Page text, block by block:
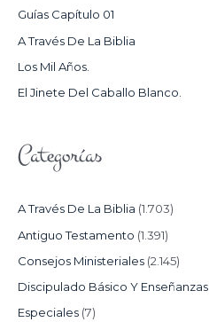
R
:
Guías Capítulo 01
A Través De La Biblia
Los Mil Años.
El Jinete Del Caballo Blanco.
Categorías
A Través De La Biblia (1.703)
Antiguo Testamento (1.391)
Consejos Ministeriales (2.145)
Discipulado Básico Y Enseñanzas
Especiales (7)